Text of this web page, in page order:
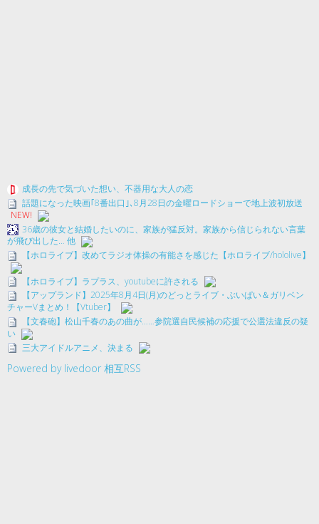
成長の先で気づいた想い、不器用な大人の恋
話題になった映画｢8番出口｣､8月28日の金曜ロードショーで地上波初放送
NEW!
36歳の彼女と結婚したいのに、家族が猛反対。家族から信じられない言葉
が飛び出した… 他
【ホロライブ】改めてラジオ体操の有能さを感じた【ホロライブ/hololive】
【ホロライブ】ラプラス、youtubeに許される
【アップランド】2025年8月4日(月)のどっとライブ・ぶいぱい＆ガリベン
チャーVまとめ！【Vtuber】
【文春砲】松山千春のあの曲が……参院選自民候補の応援で公選法違反の疑
い
三大アイドルアニメ、決まる
Powered by livedoor 相互RSS